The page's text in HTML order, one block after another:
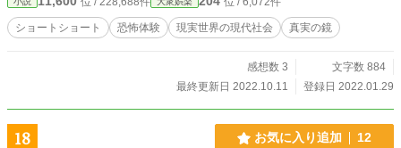
ショートショート 恐怖体験 現実世界の現代社会 真実の鏡
感想数 3
文字数 884
最終更新日 2022.10.11
登録日 2022.01.29
18 お気に入り追加 12